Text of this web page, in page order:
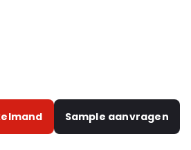
Sample aanvragen